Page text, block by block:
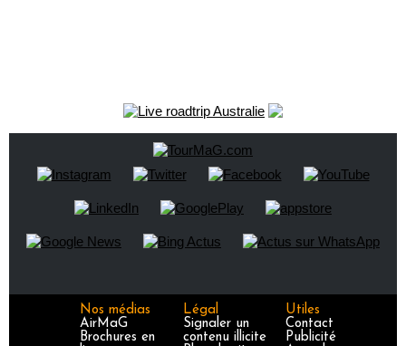
Nos médias
AirMaG
Brochures en
Légal
Signaler un
contenu illicite
Utiles
Contact
Publicité